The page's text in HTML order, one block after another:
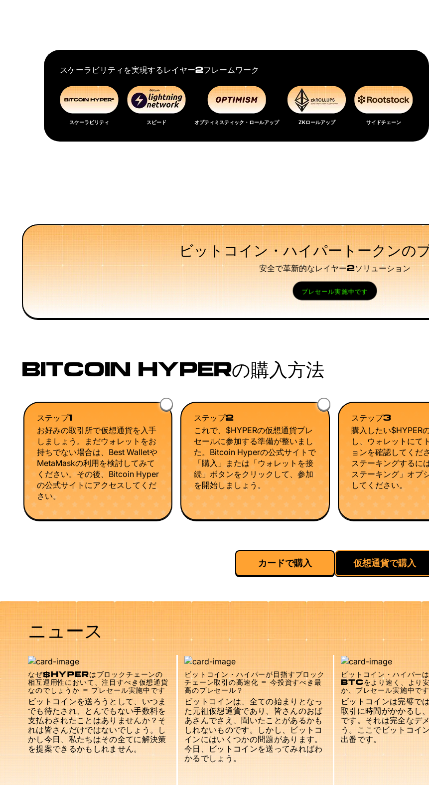
スケーラビリティを実現するレイヤー2フレームワーク
スケーラビリティ スピード オプティミスティック・ロールアップ ZKロールアップ サイドチェーン
ビットコイン・ハイパートークンの
安全で革新的なレイヤー2ソリューション
プレセール実施中です
BITCOIN HYPERの購入方法
ステップ1
お好みの取引所で仮想通貨を入手
しましょう。まだウォレットをお
持ちでない場合は、Best Walletや
MetaMaskの利用を検討してみて
ください。その後、Bitcoin Hyper
の公式サイトにアクセスしてくだ
さい。
ステップ2
これで、$HYPERの仮想通貨プレ
セールに参加する準備が整いまし
た。Bitcoin Hyperの公式サイトで
「購入」または「ウォレットを接
続」ボタンをクリックして、参加
を開始しましょう。
ステップ3
購入したい$HYPER
し、ウォレットにて
ョンを確認してくだ
ステーキングするに
ステーキング」オプ
してください。
カードで購入 仮想通貨で購入
ニュース
なぜ$HYPERはブロックチェーンの
相互運用性において、注目すべき仮想通貨
なのでしょうか - プレセール実施中です
ビットコインを送ろうとして、いつま
でも待たされ、とんでもない手数料を
支払わされたことはありませんか？そ
れは皆さんだけではないでしょう。し
かし今日、私たちはその全てに解決策
を提案できるかもしれません。
ビットコイン・ハイパーが目指すブロック
チェーン取引の高速化 - 今投資すべき最
高のプレセール？
ビットコインは、全ての始まりとなっ
た元祖仮想通貨であり、皆さんのおば
あさんでさえ、聞いたことがあるかも
しれないものです。しかし、ビットコ
インにはいくつかの問題があります。
今日、ビットコインを送ってみればわ
かるでしょう。
ビットコイン・ハイパー
BTCをより速く、より
か、プレセール実施中です
ビットコインは完璧で
取引に時間がかかるし
です。それは完全なデ
う。ここでビットコイ
出番です。